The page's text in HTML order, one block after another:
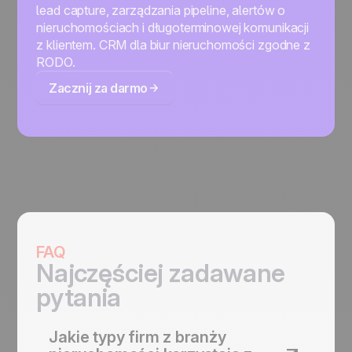
lead capture, zarządzania pipeline, alertów o
nieruchomościach i długoterminowej komunikacji
z klientem. CRM dla biur nieruchomości zgodne z
RODO.
Zacznij za darmo
FAQ
Najczęściej zadawane
pytania
Jakie typy firm z branży